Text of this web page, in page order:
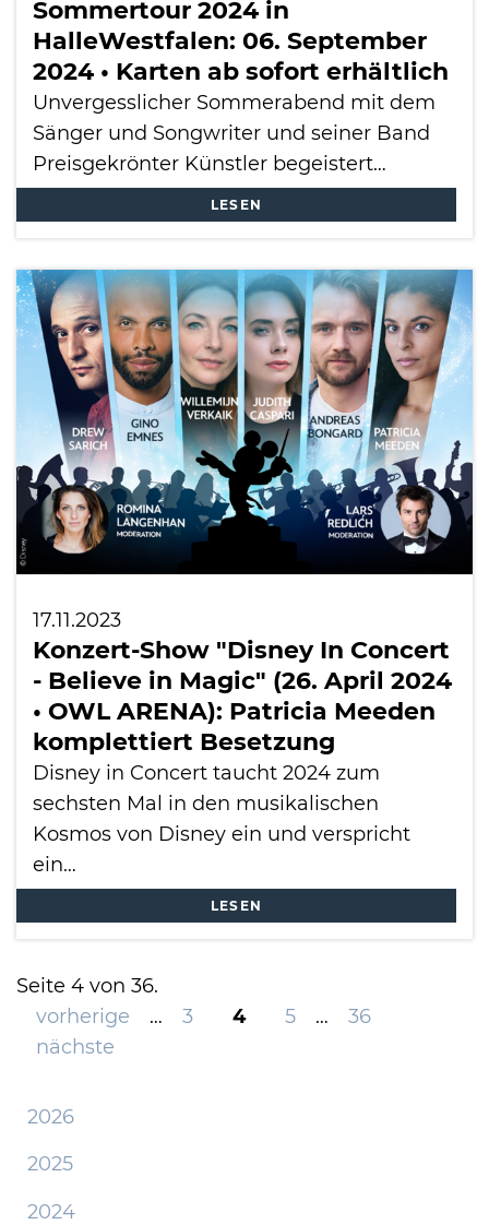
Sommertour 2024 in
HalleWestfalen: 06. September
2024 • Karten ab sofort erhältlich
Unvergesslicher Sommerabend mit dem
Sänger und Songwriter und seiner Band
Preisgekrönter Künstler begeistert…
LESEN
17.11.2023
Konzert-Show "Disney In Concert
- Believe in Magic" (26. April 2024
• OWL ARENA): Patricia Meeden
komplettiert Besetzung
Disney in Concert taucht 2024 zum
sechsten Mal in den musikalischen
Kosmos von Disney ein und verspricht
ein…
LESEN
Seite 4 von 36.
vorherige
… 3 4 5 …
36
nächste
2026
2025
2024